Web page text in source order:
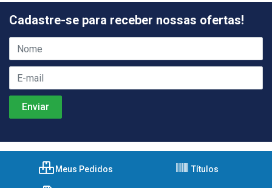
Cadastre-se para receber nossas ofertas!
Meus Pedidos Títulos